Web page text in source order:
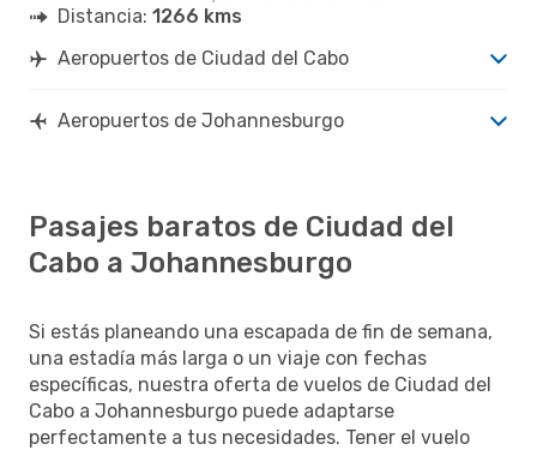
Distancia: 1266 kms
Aeropuertos de Ciudad del Cabo
Aeropuertos de Johannesburgo
Pasajes baratos de Ciudad del
Cabo a Johannesburgo
Si estás planeando una escapada de fin de semana,
una estadía más larga o un viaje con fechas
específicas, nuestra oferta de vuelos de Ciudad del
Cabo a Johannesburgo puede adaptarse
perfectamente a tus necesidades. Tener el vuelo